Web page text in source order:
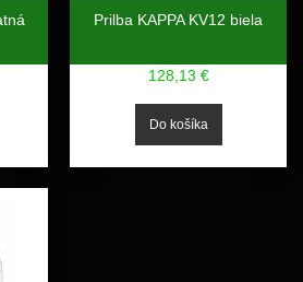
Prilba KAPPA KV12 biela
128,13 €